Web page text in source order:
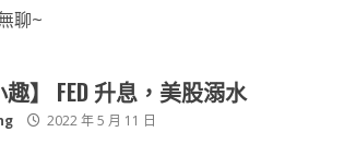
聊~
趣】 FED 升息，美股溺水
2022 年 5 月 11 日